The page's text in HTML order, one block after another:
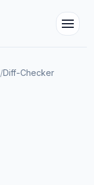
/Diff-Checker